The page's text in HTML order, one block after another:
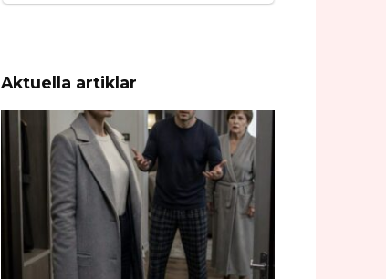
Aktuella artiklar